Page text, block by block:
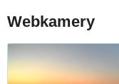
Webkamery